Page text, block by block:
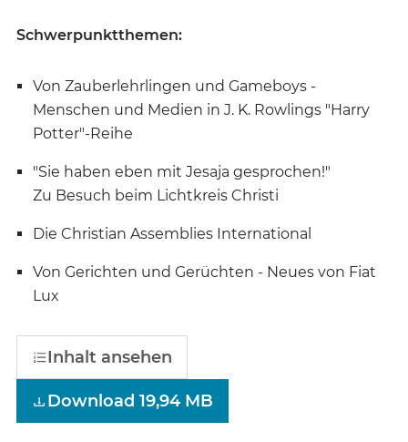
Schwerpunktthemen:
Von Zauberlehrlingen und Gameboys -
Menschen und Medien in J. K. Rowlings "Harry
Potter"-Reihe
"Sie haben eben mit Jesaja gesprochen!"
Zu Besuch beim Lichtkreis Christi
Die Christian Assemblies International
Von Gerichten und Gerüchten - Neues von Fiat
Lux
Inhalt ansehen
Download 19,94 MB